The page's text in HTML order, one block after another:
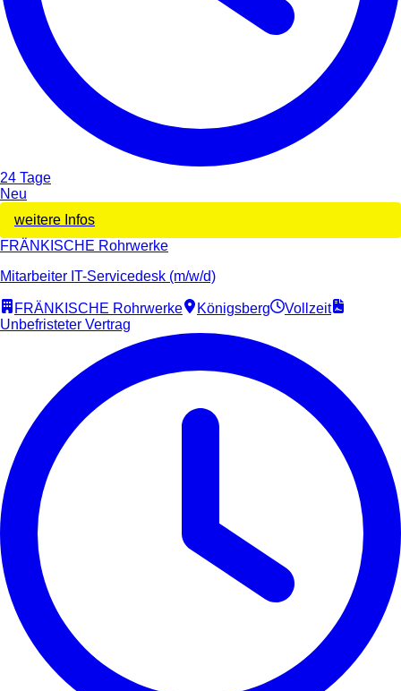
24 Tage
Neu
weitere Infos
FRÄNKISCHE Rohrwerke
Mitarbeiter IT-Servicedesk (m/w/d)
FRÄNKISCHE Rohrwerke Königsberg
Vollzeit
Unbefristeter Vertrag